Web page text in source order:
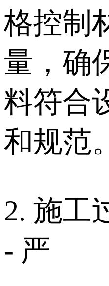
格控制
量，确
料符合
和规范。
2. 施工
- 严